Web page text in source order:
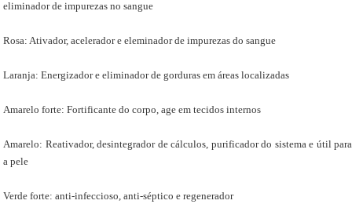
eliminador de impurezas no sangue
Rosa: Ativador, acelerador e eleminador de impurezas do sangue
Laranja: Energizador e eliminador de gorduras em áreas localizadas
Amarelo forte: Fortificante do corpo, age em tecidos internos
Amarelo: Reativador, desintegrador de cálculos, purificador do sistema e útil para
a pele
Verde forte: anti-infeccioso, anti-séptico e regenerador